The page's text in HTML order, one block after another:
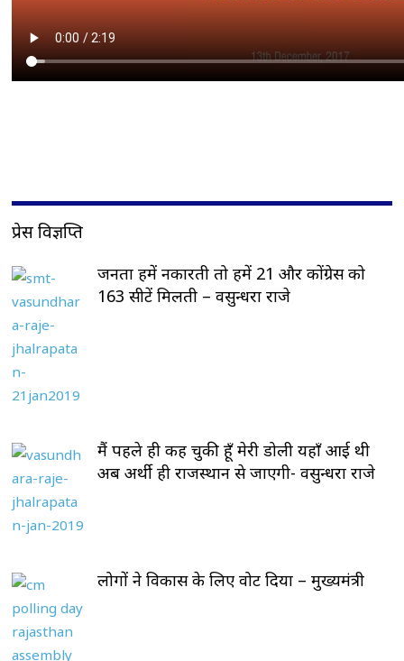
प्रेस विज्ञप्ति
जनता हमें नकारती तो हमें 21 और कोंग्रेस को
163 सीटें मिलती – वसुन्धरा राजे
मैं पहले ही कह चुकी हूँ मेरी डोली यहाँ आई थी
अब अर्थी ही राजस्थान से जाएगी- वसुन्धरा राजे
लोगों ने विकास के लिए वोट दिया – मुख्यमंत्री